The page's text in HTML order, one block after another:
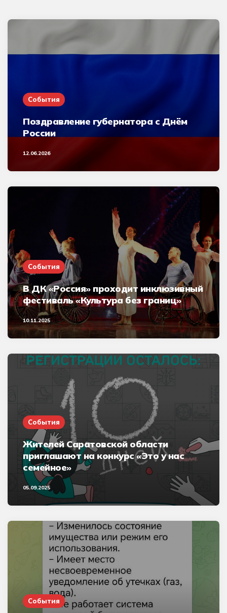
События
Поздравление губернатора с Днём
России
12.06.2026
События
В ДК «Россия» проходит инклюзивный
фестиваль «Культура без границ»
10.11.2025
События
Жителей Саратовской области
приглашают на конкурс «Это у нас
семейное»
05.09.2025
События